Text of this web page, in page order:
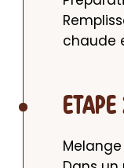
chaude
ETAPE